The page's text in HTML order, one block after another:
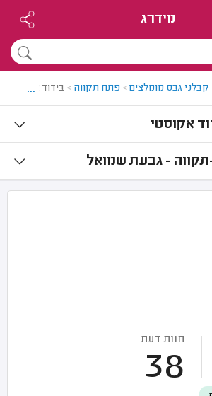
מידרג
קבלני גבס מומלצים> פתח תקווה > בידוד אקוסטי
...
אקוסטי
- גבעת שמואל
חוות דעת
38